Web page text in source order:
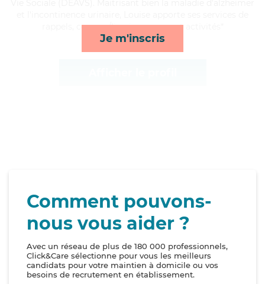
Je m'inscris
rappels, courses/livraison, repas et activités*
Comment pouvons-
nous vous aider ?
Avec un réseau de plus de 180 000 professionnels,
Click&Care sélectionne pour vous les meilleurs
candidats pour votre maintien à domicile ou vos
besoins de recrutement en établissement.